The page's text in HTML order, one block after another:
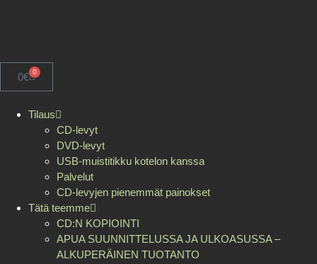
0€ 0
Tilaus
CD-levyt
DVD-levyt
USB-muistitikku kotelon kanssa
Palvelut
CD-levyjen pienemmät painokset
Tätä teemme
CD:N KOPIOINTI
APUA SUUNNITTELUSSA JA ULKOASUSSA –
ALKUPERÄINEN TUOTANTO